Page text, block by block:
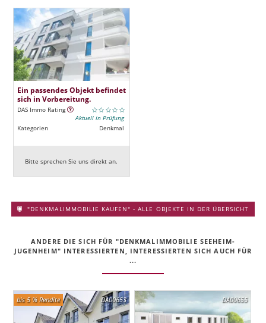
Ein passendes Objekt befindet
sich in Vorbereitung.
DAS Immo Rating
Aktuell in Prüfung
Kategorien
Denkmal
Bitte sprechen Sie uns direkt an.
"DENKMALIMMOBILIE KAUFEN" - ALLE OBJEKTE IN DER ÜBERSICHT
ANDERE DIE SICH FÜR "DENKMALIMMOBILIE SEEHEIM-
JUGENHEIM" INTERESSIERTEN, INTERESSIERTEN SICH AUCH FÜR
...
DA00653
bis 5 % Rendite DA00655